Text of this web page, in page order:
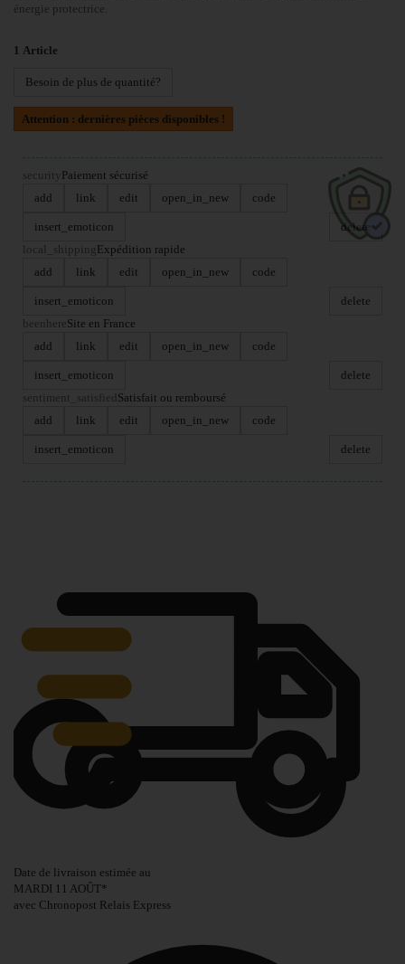
énergie protectrice.
1 Article
Besoin de plus de quantité?
Attention : dernières pièces disponibles !
security Paiement sécurisé
add
link edit open_in_new code
insert_emoticon
delete
local_shipping Expédition rapide
add
link edit open_in_new code
insert_emoticon
delete
beenhereSite en France
add
link edit open_in_new code
insert_emoticon
delete
sentiment_satisfied Satisfait ou remboursé
add
link edit open_in_new code
insert_emoticon delete
Date de livraison estimée au
MARDI 11 AOÛT*
avec Chronopost Relais Express